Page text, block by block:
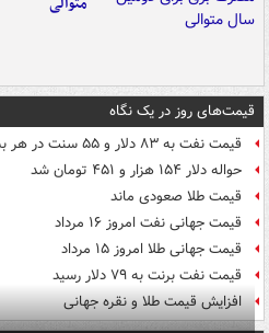
قیمت‌های روز در یک نگاه
قیمت نفت به ۸۳ دلار و ۵۵ سنت در هر بشکه رسید
حواله دلار ۱۵۴ هزار و ۴۵۱ تومان شد
قیمت طلا صعودی ماند
قیمت جهانی نفت امروز ۱۶ مرداد
قیمت جهانی طلا امروز ۱۵ مرداد
قیمت نفت برنت به ۷۹ دلار رسید
افزایش قیمت طلا و نقره جهانی